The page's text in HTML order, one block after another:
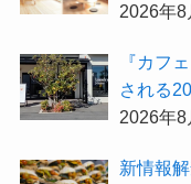
無料『”
2026年8
『カフ
される
紹介！
2026年8
新情報